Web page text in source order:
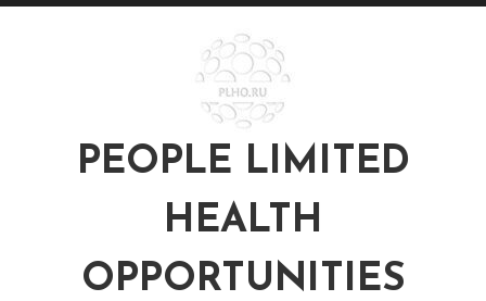
Перейти
PEOPLE LIMITED
HEALTH
OPPORTUNITIES